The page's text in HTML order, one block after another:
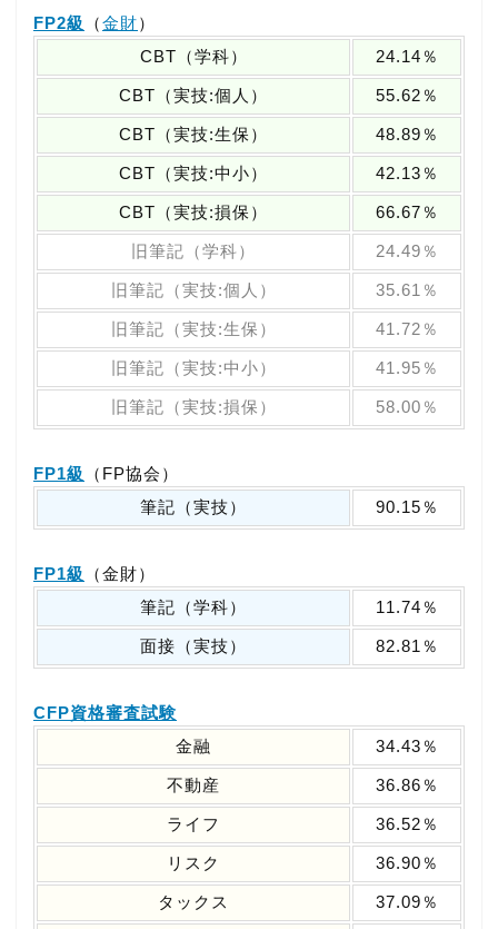
FP2級 （金財）
CBT（学科）
24.14％
CBT（実技:個人） 55.62％
CBT（実技:生保） 48.89％
CBT（実技:中小） 42.13％
CBT（実技:損保） 66.67％
旧筆記（学科） 24.49％
旧筆記（実技:個人） 35.61％
旧筆記（実技:生保） 41.72％
旧筆記（実技:中小） 41.95％
旧筆記（実技:損保） 58.00％
FP1級
（FP協会）
筆記（実技）
90.15％
FP1級
（金財）
筆記（学科）
11.74％
面接（実技） 82.81％
CFP資格審査試験
金融
34.43％
不動産 36.86％
ライフ 36.52％
リスク 36.90％
タックス 37.09％